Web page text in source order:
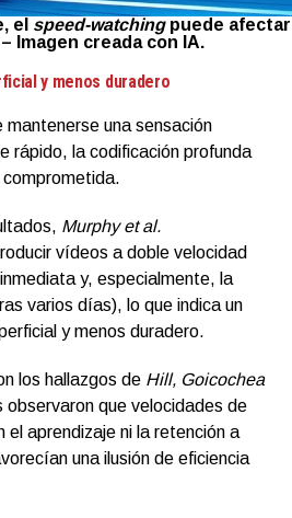
el speed-watchingpuede afectar
Imagen creada con IA.
y menos duradero
mantenerse una sensación
rápido, la codificación profunda
comprometida.
Murphy et al.
vídeos a doble velocidad
y, especialmente, la
varios días), lo que indica un
y menos duradero.
los hallazgos de Hill, Goicochea
observaron que velocidades de
el aprendizaje ni la retención a
una ilusión de eficiencia